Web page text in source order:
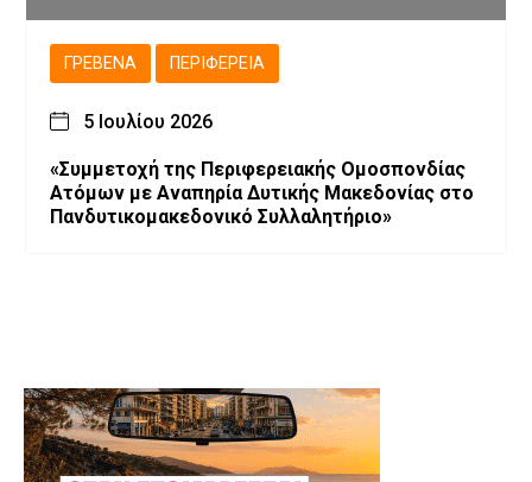
ΓΡΕΒΕΝΆ ΠΕΡΙΦΈΡΕΙΑ
5 Ιουλίου 2026
«Συμμετοχή της Περιφερειακής Ομοσπονδίας
Ατόμων με Αναπηρία Δυτικής Μακεδονίας στο
Πανδυτικομακεδονικό Συλλαλητήριο»